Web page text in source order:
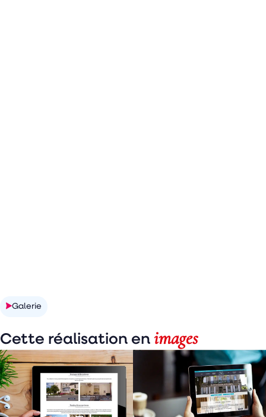
Galerie
Cette réalisation en images